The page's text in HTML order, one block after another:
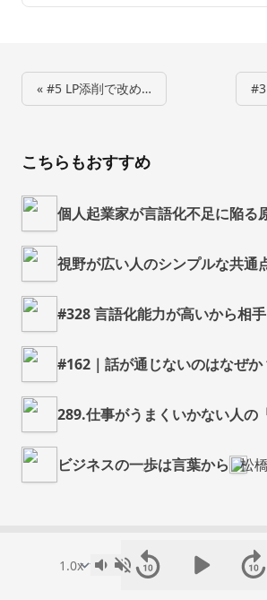
« #5 LP添削で改め…
こちらもおすすめ
個人起業家が言語化不足に陥る
視野が広い人のシンプルな共通
#328 言語化能力が高いから相
#162｜話が通じないのはなぜ
289.仕事がうまくいかない人の
ビジネスの一歩は言葉から 松